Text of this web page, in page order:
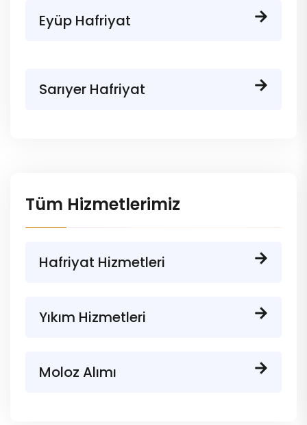
Eyüp Hafriyat
Sarıyer Hafriyat
Tüm Hizmetlerimiz
Hafriyat Hizmetleri
Yıkım Hizmetleri
Moloz Alımı